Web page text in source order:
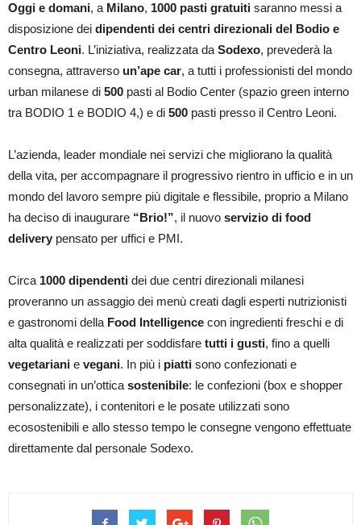
Oggi e domani, a Milano, 1000 pasti gratuiti saranno messi a
disposizione dei dipendenti dei centri direzionali del Bodio e
Centro Leoni. L’iniziativa, realizzata da Sodexo, prevederà la
consegna, attraverso un’ape car, a tutti i professionisti del mondo
urban milanese di 500 pasti al Bodio Center (spazio green interno
tra BODIO 1 e BODIO 4,) e di 500 pasti presso il Centro Leoni.
L’azienda, leader mondiale nei servizi che migliorano la qualità
della vita, per accompagnare il progressivo rientro in ufficio e in un
mondo del lavoro sempre più digitale e flessibile, proprio a Milano
ha deciso di inaugurare “Brio!”, il nuovo servizio di food
delivery pensato per uffici e PMI.
Circa 1000 dipendenti dei due centri direzionali milanesi
proveranno un assaggio dei menù creati dagli esperti nutrizionisti
e gastronomi della Food Intelligence con ingredienti freschi e di
alta qualità e realizzati per soddisfare tutti i gusti, fino a quelli
vegetariani e vegani. In più i piatti sono confezionati e
consegnati in un’ottica sostenibile: le confezioni (box e shopper
personalizzate), i contenitori e le posate utilizzati sono
ecosostenibili e allo stesso tempo le consegne vengono effettuate
direttamente dal personale Sodexo.